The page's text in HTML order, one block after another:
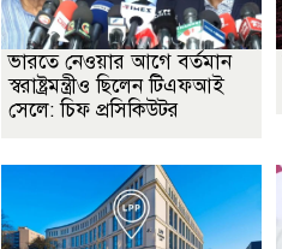
ভারতে নেওয়ার আগে বর্তমান
স্বরাষ্ট্রমন্ত্রীও ছিলেন টিএফআই
সেলে: চিফ প্রসিকিউটর